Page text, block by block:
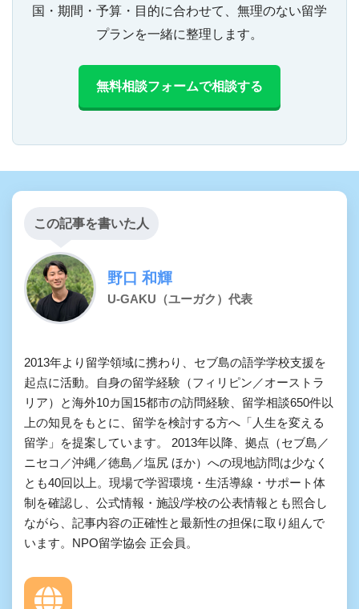
国・期間・予算・目的に合わせて、無理のない留学
プランを一緒に整理します。
無料相談フォームで相談する
この記事を書いた人
野口 和輝
U-GAKU（ユーガク）代表
2013年より留学領域に携わり、セブ島の語学学校支援を
起点に活動。自身の留学経験（フィリピン／オーストラ
リア）と海外10カ国15都市の訪問経験、留学相談650件以
上の知見をもとに、留学を検討する方へ「人生を変える
留学」を提案しています。 2013年以降、拠点（セブ島／
ニセコ／沖縄／徳島／塩尻 ほか）への現地訪問は少なく
とも40回以上。現場で学習環境・生活導線・サポート体
制を確認し、公式情報・施設/学校の公表情報とも照合し
ながら、記事内容の正確性と最新性の担保に取り組んで
います。NPO留学協会 正会員。